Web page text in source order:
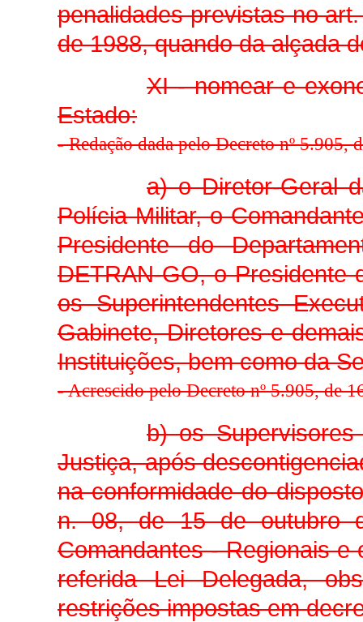
penalidades previstas no
de 1988, quando da alçada
XI - nomear e
Estado:
-Redação dada pelo Decreto nº 5.905,
a) o Diretor-Geral
Polícia Militar, o
Presidente do
DETRAN-GO, o Presidente
os Superintendentes
Gabinete, Diretores e
Instituições, bem como da
-Acrescido pelo Decreto nº 5.905, de
b) os
Justiça, após
na conformidade do
n. 08, de 15 de outubro
Comandantes - Regionais
referida Lei Delegada,
restrições impostas em